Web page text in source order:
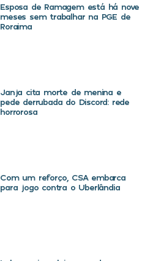
Esposa de Ramagem está há nove
meses sem trabalhar na PGE de
Roraima
Janja cita morte de menina e
pede derrubada do Discord: rede
horrorosa
Com um reforço, CSA embarca
para jogo contra o Uberlândia